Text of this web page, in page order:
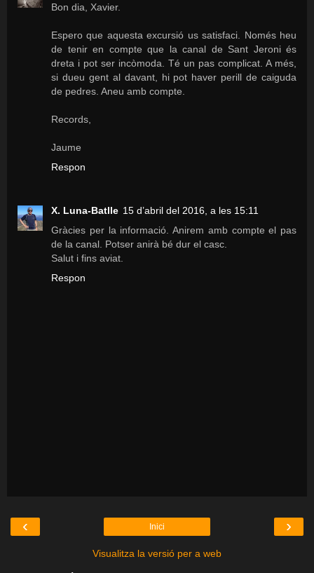
Bon dia, Xavier.
Espero que aquesta excursió us satisfaci. Només heu
de tenir en compte que la canal de Sant Jeroni és
dreta i pot ser incòmoda. Té un pas complicat. A més,
si dueu gent al davant, hi pot haver perill de caiguda
de pedres. Aneu amb compte.
Records,
Jaume
Respon
X. Luna-Batlle 15 d’abril del 2016, a les 15:11
Gràcies per la informació. Anirem amb compte el pas
de la canal. Potser anirà bé dur el casc.
Salut i fins aviat.
Respon
‹ ›
Inici
Visualitza la versió per a web